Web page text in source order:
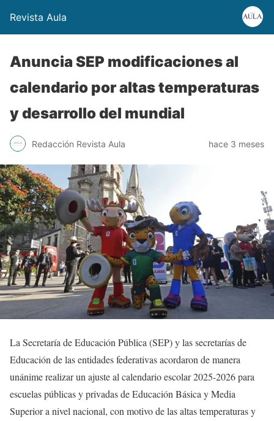
Revista Aula
Anuncia SEP modificaciones al
calendario por altas temperaturas
y desarrollo del mundial
Redacción Revista Aula hace 3 meses
La Secretaría de Educación Pública (SEP) y las secretarías de
Educación de las entidades federativas acordaron de manera
unánime realizar un ajuste al calendario escolar 2025-2026 para
escuelas públicas y privadas de Educación Básica y Media
Superior a nivel nacional, con motivo de las altas temperaturas y